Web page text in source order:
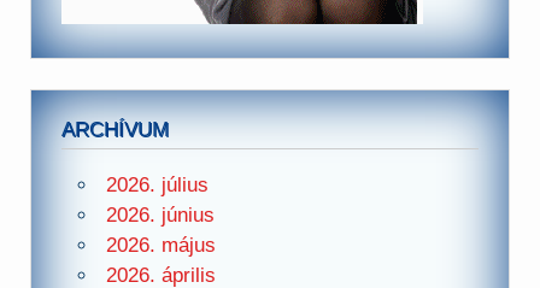
ARCHÍVUM
2026. július
2026. június
2026. május
2026. április